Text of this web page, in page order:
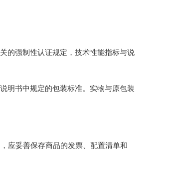
的强制性认证规定，技术性能指标与说
明书中规定的包装标准。实物与原包装
应妥善保存商品的发票、配置清单和